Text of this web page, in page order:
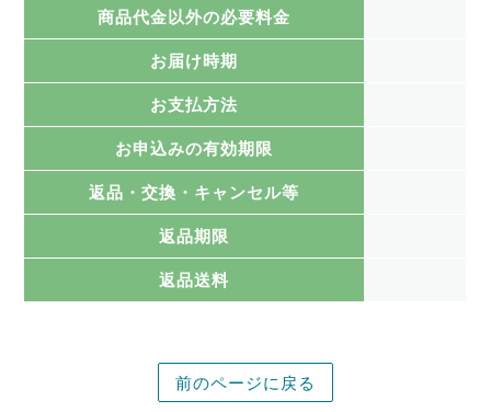
商品代金以外の必要料金
お届け時期
お支払方法
お申込みの有効期限
返品・交換・キャンセル等
返品期限
返品送料
前のページに戻る